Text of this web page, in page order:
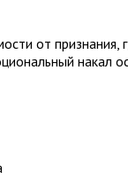
от
накал